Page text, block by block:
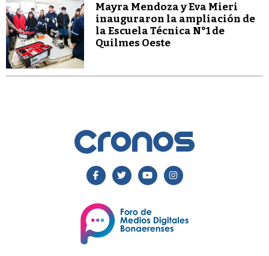
Mayra Mendoza y Eva Mieri
inauguraron la ampliación de
la Escuela Técnica N°1 de
Quilmes Oeste